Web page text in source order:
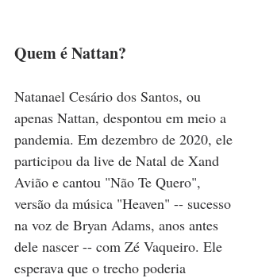
Quem é Nattan?
Natanael Cesário dos Santos, ou
apenas Nattan, despontou em meio a
pandemia. Em dezembro de 2020, ele
participou da live de Natal de Xand
Avião e cantou "Não Te Quero",
versão da música "Heaven" -- sucesso
na voz de Bryan Adams, anos antes
dele nascer -- com Zé Vaqueiro. Ele
esperava que o trecho poderia